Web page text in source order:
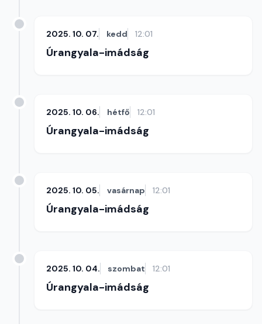
2025. 10. 07. kedd 12:01
Úrangyala-imádság
2025. 10. 06. hétfő 12:01
Úrangyala-imádság
2025. 10. 05. vasárnap 12:01
Úrangyala-imádság
2025. 10. 04. szombat 12:01
Úrangyala-imádság